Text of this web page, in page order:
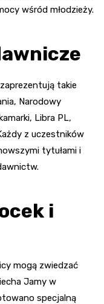
wśród młodzieży.
takie
Narodowy
Libra PL,
z uczestników
tytułami i
i
mogą zwiedzać
Jamy w
specjalną